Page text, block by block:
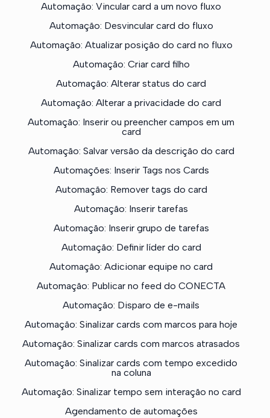
Automação: Vincular card a um novo fluxo
Automação: Desvincular card do fluxo
Automação: Atualizar posição do card no fluxo
Automação: Criar card filho
Automação: Alterar status do card
Automação: Alterar a privacidade do card
Automação: Inserir ou preencher campos em um
card
Automação: Salvar versão da descrição do card
Automações: Inserir Tags nos Cards
Automação: Remover tags do card
Automação: Inserir tarefas
Automação: Inserir grupo de tarefas
Automação: Definir líder do card
Automação: Adicionar equipe no card
Automação: Publicar no feed do CONECTA
Automação: Disparo de e-mails
Automação: Sinalizar cards com marcos para hoje
Automação: Sinalizar cards com marcos atrasados
Automação: Sinalizar cards com tempo excedido
na coluna
Automação: Sinalizar tempo sem interação no card
Agendamento de automações